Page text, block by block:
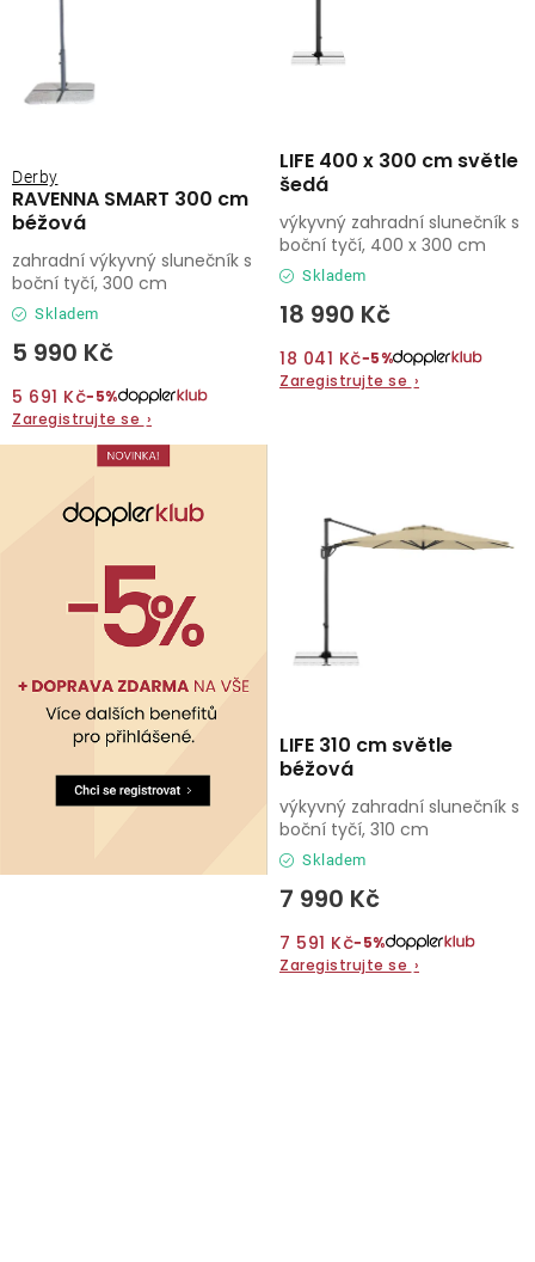
RAVENNA SMART 300 cm
béžová
Derby
Skladem
5 990 Kč
5 691 Kč−5%
Zaregistrujte se ›
zahradní výkyvný slunečník s
boční tyčí, 300 cm
LIFE 400 x 300 cm světle
šedá
Skladem
18 990 Kč
18 041 Kč−5%
Zaregistrujte se ›
výkyvný zahradní slunečník s
boční tyčí, 400 x 300 cm
LIFE 310 cm světle
béžová
Skladem
7 990 Kč
7 591 Kč−5%
Zaregistrujte se ›
výkyvný zahradní slunečník s
boční tyčí, 310 cm